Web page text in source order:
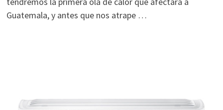
Guatemala, y antes que nos atrape …